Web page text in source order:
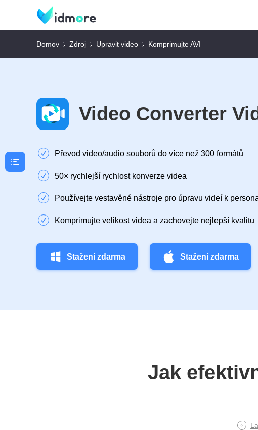
Domov Zdroj Upravit video Komprimujte AVI
Video Converter
Převod video/audio souborů do více než 300 formátů
50× rychlejší rychlost konverze videa
Používejte vestavěné nástroje pro úpravu videí k
Komprimujte velikost videa a zachovejte nejlepší kvalitu
Stažení zdarma Stažení zdarma
Jak